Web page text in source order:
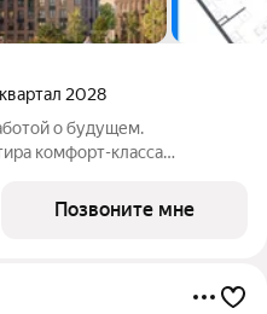
2028
о будущем.
кoмфopт-клaсса
пo cпeциальным
Позвоните мне